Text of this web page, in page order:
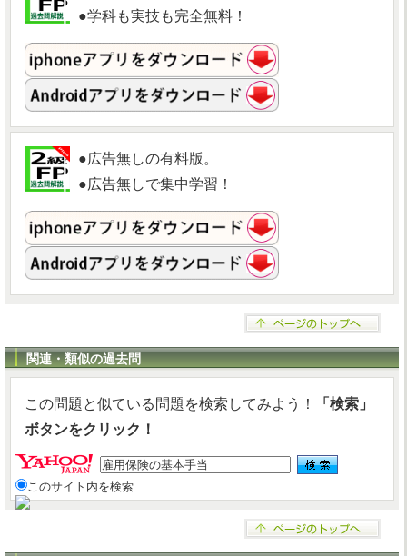
●学科も実技も完全無料！
●広告無しの有料版。
●広告無しで集中学習！
関連・類似の過去問
この問題と似ている問題を検索してみよう！
「検索」
ボタンをクリック！
このサイト内を検索